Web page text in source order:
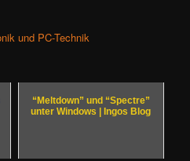
“Meltdown” und “Spectre”
unter Windows | Ingos Blog